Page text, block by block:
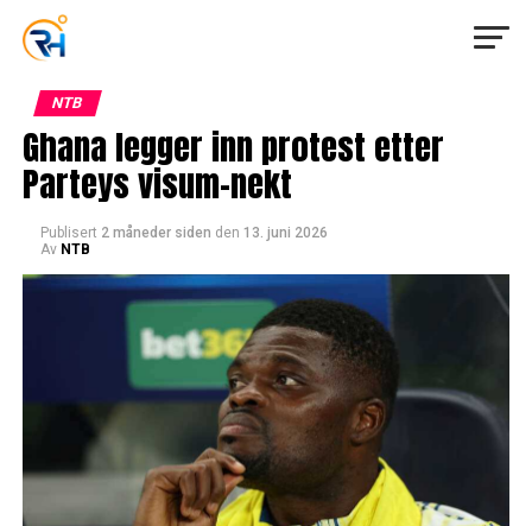
NTB
Ghana legger inn protest etter
Parteys visum-nekt
Publisert 2 måneder siden den 13. juni 2026
Av NTB